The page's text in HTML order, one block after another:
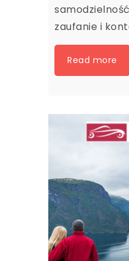
zaufanie i
Read more